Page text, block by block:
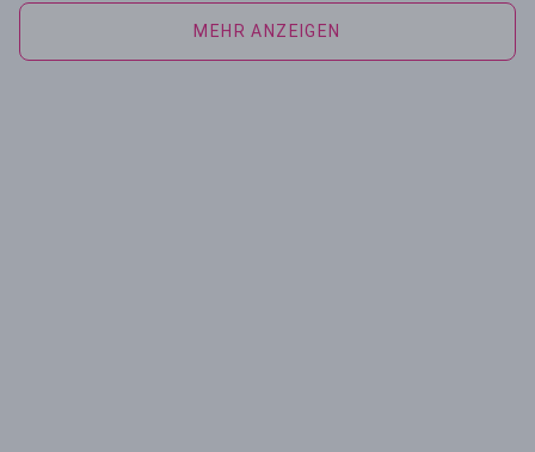
MEHR ANZEIGEN